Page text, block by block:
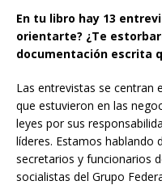
En tu libro hay 13
orientarte? ¿Te
documentación escrita
Las entrevistas se centran
que estuvieron en las
leyes por sus
líderes. Estamos hablando
secretarios y funcionarios
socialistas del Grupo